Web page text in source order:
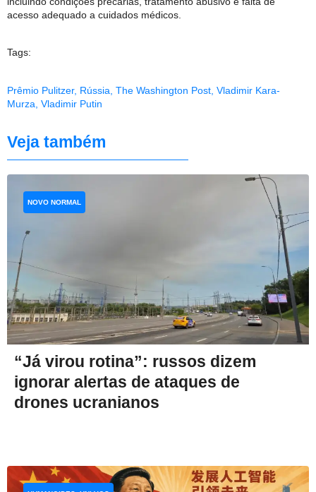
acesso adequado a cuidados médicos.
Tags:
Prêmio Pulitzer, Rússia The Washington Post Vladimir Kara-
Murza Vladimir Putin
Veja também
“Já virou rotina”: russos dizem
ignorar alertas de ataques de
drones ucranianos
NOVO NORMAL